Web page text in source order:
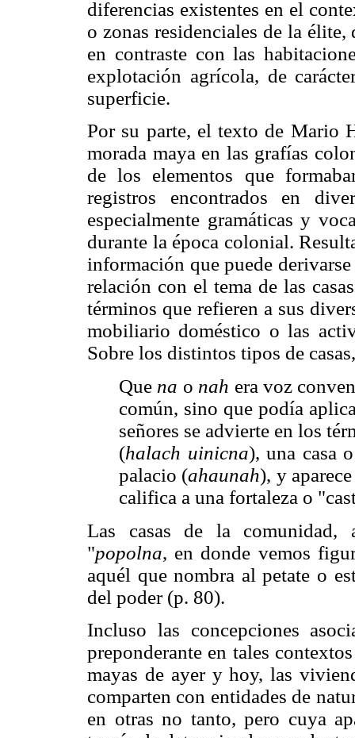
diferencias existentes en el
o zonas residenciales de la
en contraste con las
explotación agrícola, de
superficie.
Por su parte, el texto de Mario
morada maya en las grafías
de los elementos que
registros encontrados en
especialmente gramáticas y
durante la época colonial.
información que puede
relación con el tema de las
términos que refieren a sus
mobiliario doméstico o las
Sobre los distintos tipos de
Que na o nah era voz
común, sino que podía
señores se advierte en los
(halach uinicna), una casa
palacio (ahaunah), y
califica a una fortaleza o
Las casas de la comunidad,
"popolna, en donde vemos
aquél que nombra al petate o
del poder (p. 80).
Incluso las concepciones
preponderante en tales
mayas de ayer y hoy, las
comparten con entidades de
en otras no tanto, pero cuya